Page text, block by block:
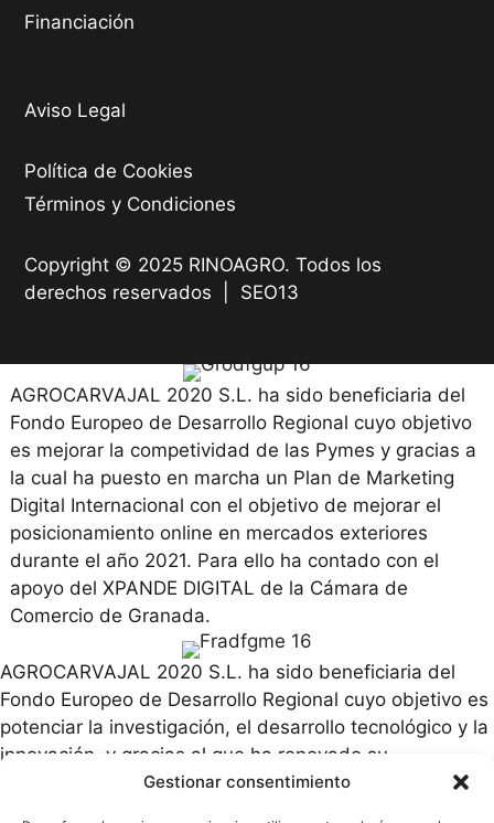
Gestionar consentimiento
Financiación
Aviso Legal
Política de Cookies
Términos y Condiciones
Copyright © 2025 RINOAGRO. Todos los
derechos reservados | SEO13
AGROCARVAJAL 2020 S.L. ha sido beneficiaria del
Fondo Europeo de Desarrollo Regional cuyo objetivo
es mejorar la competividad de las Pymes y gracias a
la cual ha puesto en marcha un Plan de Marketing
Digital Internacional con el objetivo de mejorar el
posicionamiento online en mercados exteriores
durante el año 2021. Para ello ha contado con el
apoyo del XPANDE DIGITAL de la Cámara de
Comercio de Granada.
AGROCARVAJAL 2020 S.L. ha sido beneficiaria del
Fondo Europeo de Desarrollo Regional cuyo objetivo es
potenciar la investigación, el desarrollo tecnológico y la
innovación, y gracias al que ha renovado su
comunicación online para apoyar la creación y